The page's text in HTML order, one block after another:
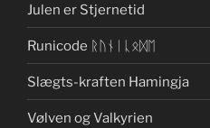
Julen er Stjernetid
Runicode ᚱᚢᚾᛁᚳᛟᛞᛖ
Slægts-kraften Hamingja
Vølven og Valkyrien